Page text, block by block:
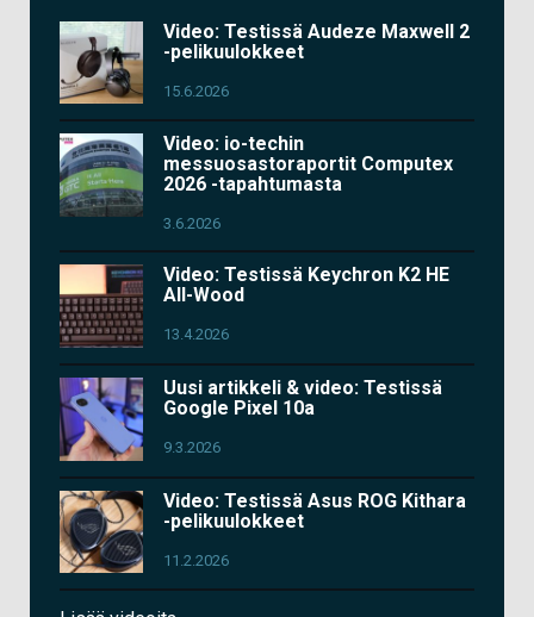
Video: Testissä Audeze Maxwell 2
-pelikuulokkeet
15.6.2026
Video: io-techin
messuosastoraportit Computex
2026 -tapahtumasta
3.6.2026
Video: Testissä Keychron K2 HE
All-Wood
13.4.2026
Uusi artikkeli & video: Testissä
Google Pixel 10a
9.3.2026
Video: Testissä Asus ROG Kithara
-pelikuulokkeet
11.2.2026